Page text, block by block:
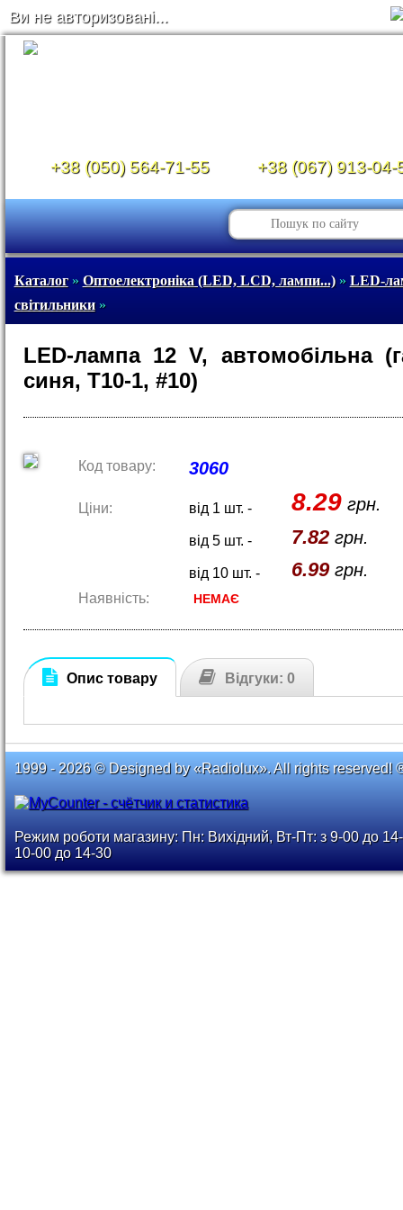
Ви не авторизовані...
+38 (050) 564-71-55 +38 (067) 913-04-
Каталог» Оптоелектроніка (LED, LCD, лампи...)» LED-
світильники»
LED-лампа 12 V, автомобільна
синя, T10-1, #10)
Код товару: 3060
Ціни: від 1 шт. - 8.29грн.
від 5 шт. - 7.82грн.
від 10 шт. - 6.99грн.
Наявність: НЕМАЄ
Опис товару Відгуки: 0
1999 - 2026 © Designed by «Radiolux». All rights reserved!
Режим роботи магазину: Пн: Вихідний, Вт-Пт: з 9-00 до
10-00 до 14-30